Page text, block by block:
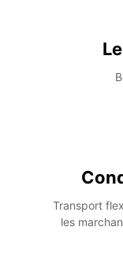
Transport
les